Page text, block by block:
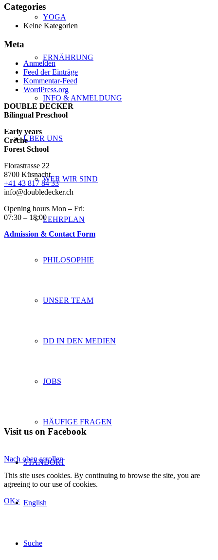
YOGA
ERNÄHRUNG
INFO & ANMELDUNG
ÜBER UNS
WER WIR SIND
LEHRPLAN
PHILOSOPHIE
UNSER TEAM
DD IN DEN MEDIEN
JOBS
HÄUFIGE FRAGEN
STANDORT
English
Suche
Categories
Keine Kategorien
Meta
Anmelden
Feed der Einträge
Kommentar-Feed
WordPress.org
DOUBLE DECKER
Bilingual Preschool
Early years
Crèche
Forest School
Florastrasse 22
8700 Küsnacht
+41 43 817 84 33
info@doubledecker.ch
Opening hours Mon – Fri:
07:30 – 18:00
Admission & Contact Form
Visit us on Facebook
Nach oben scrollen
This site uses cookies. By continuing to browse the site, you are
agreeing to our use of cookies.
OK×